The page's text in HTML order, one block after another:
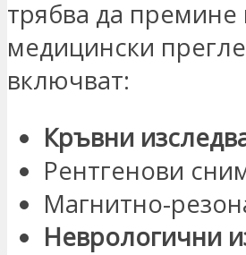
трябва да премине
медицински
включват:
Кръвни
Рентгенови
Магнитно-
Неврологични